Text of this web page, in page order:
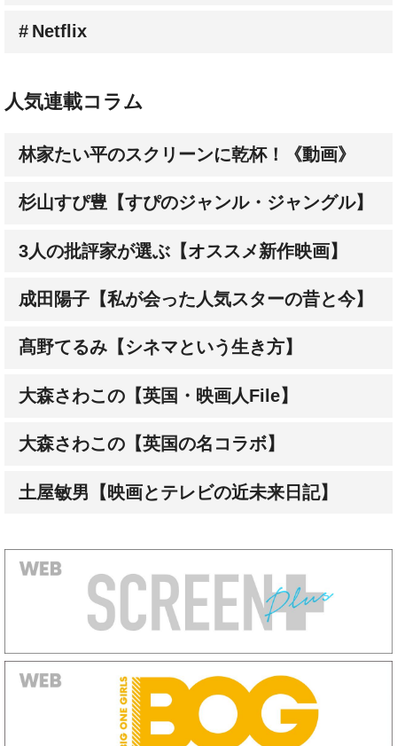
Netflix
人気連載コラム
林家たい平のスクリーンに乾杯！《動画》
杉山すぴ豊【すぴのジャンル・ジャングル】
3人の批評家が選ぶ【オススメ新作映画】
成田陽子【私が会った人気スターの昔と今】
髙野てるみ【シネマという生き方】
大森さわこの【英国・映画人File】
大森さわこの【英国の名コラボ】
土屋敏男【映画とテレビの近未来日記】